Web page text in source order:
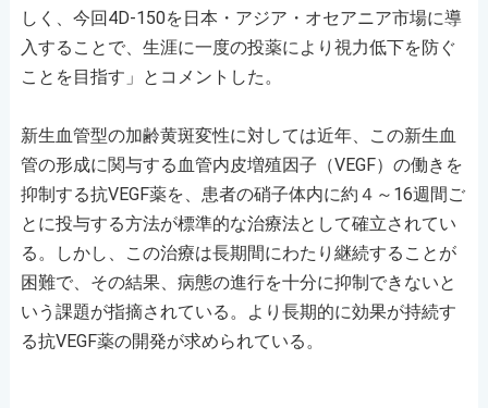
しく、今回4D-150を日本・アジア・オセアニア市場に導
入することで、生涯に一度の投薬により視力低下を防ぐ
ことを目指す」とコメントした。
新生血管型の加齢黄斑変性に対しては近年、この新生血
管の形成に関与する血管内皮増殖因子（VEGF）の働きを
抑制する抗VEGF薬を、患者の硝子体内に約４～16週間ご
とに投与する方法が標準的な治療法として確立されてい
る。しかし、この治療は長期間にわたり継続することが
困難で、その結果、病態の進行を十分に抑制できないと
いう課題が指摘されている。より長期的に効果が持続す
る抗VEGF薬の開発が求められている。